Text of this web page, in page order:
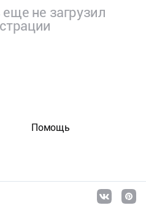
не загрузил
Помощь